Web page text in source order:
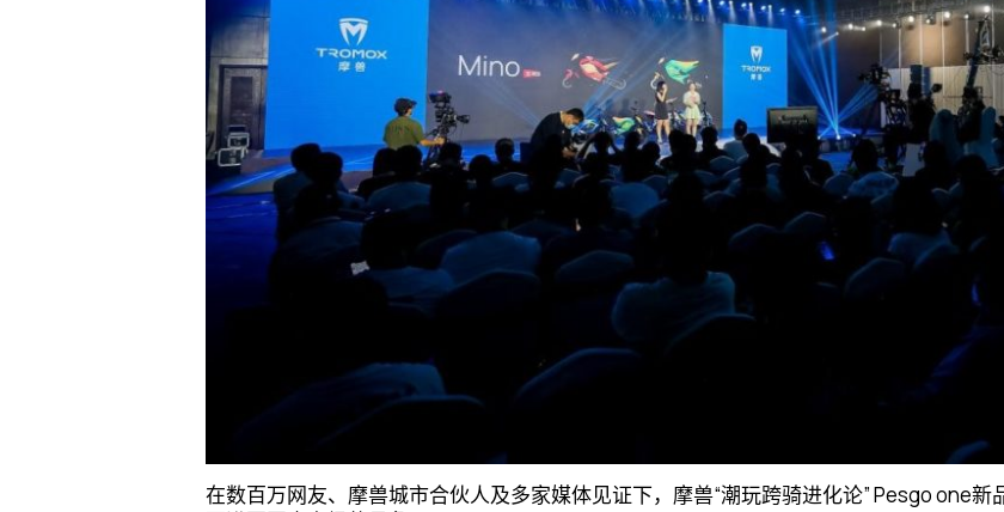
在数百万网友、摩兽城市合伙人及多家媒体见证下，摩兽“潮玩跨骑进化论” Pesgo one